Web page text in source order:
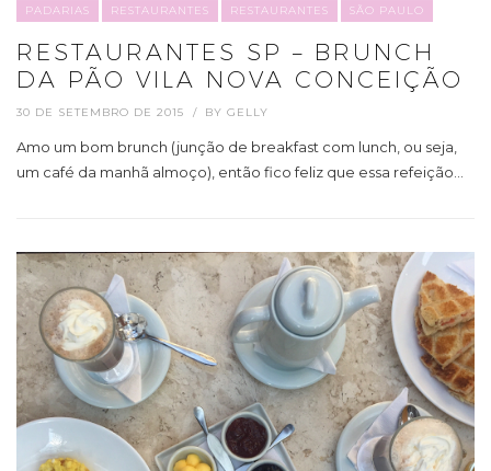
PADARIAS RESTAURANTES RESTAURANTES SÃO PAULO
RESTAURANTES SP – BRUNCH
DA PÃO VILA NOVA CONCEIÇÃO
30 DE SETEMBRO DE 2015 BY GELLY
Amo um bom brunch (junção de breakfast com lunch, ou seja,
um café da manhã almoço), então fico feliz que essa refeição…